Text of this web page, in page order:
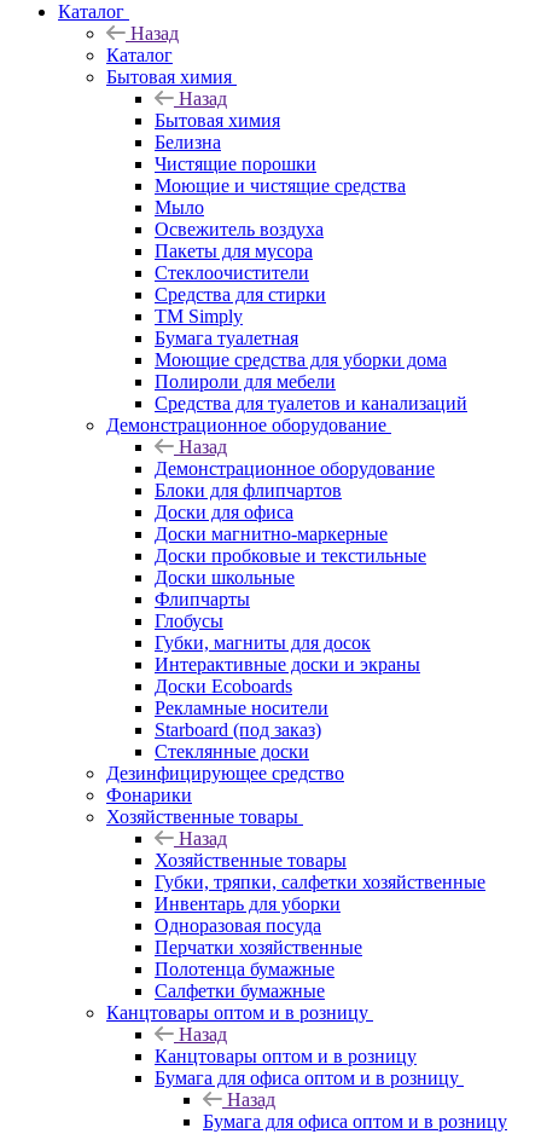
Каталог
Назад
Каталог
Бытовая химия
Назад
Бытовая химия
Белизна
Чистящие порошки
Моющие и чистящие средства
Мыло
Освежитель воздуха
Пакеты для мусора
Стеклоочистители
Средства для стирки
TM Simply
Бумага туалетная
Моющие средства для уборки дома
Полироли для мебели
Средства для туалетов и канализаций
Демонстрационное оборудование
Назад
Демонстрационное оборудование
Блоки для флипчартов
Доски для офиса
Доски магнитно-маркерные
Доски пробковые и текстильные
Доски школьные
Флипчарты
Глобусы
Губки, магниты для досок
Интерактивные доски и экраны
Доски Ecoboards
Рекламные носители
Starboard (под заказ)
Стеклянные доски
Дезинфицирующее средство
Фонарики
Хозяйственные товары
Назад
Хозяйственные товары
Губки, тряпки, салфетки хозяйственные
Инвентарь для уборки
Одноразовая посуда
Перчатки хозяйственные
Полотенца бумажные
Салфетки бумажные
Канцтовары оптом и в розницу
Назад
Канцтовары оптом и в розницу
Бумага для офиса оптом и в розницу
Назад
Бумага для офиса оптом и в розницу